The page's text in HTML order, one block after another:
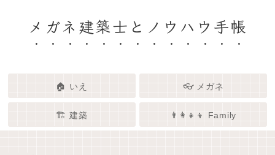
メガネ建築士とノウハウ手帳
🏠 いえ 👓 メガネ
🏗️ 建築 👨‍👩‍👧‍👦 Family
🏠✨ 建築士と考える「いい家」
👓✨ メガネの奥にある「わたし
🏗️✨ 建築 × エンタメで、暮らし
👨‍👩‍👧🌿 Family – 暮らしを育て